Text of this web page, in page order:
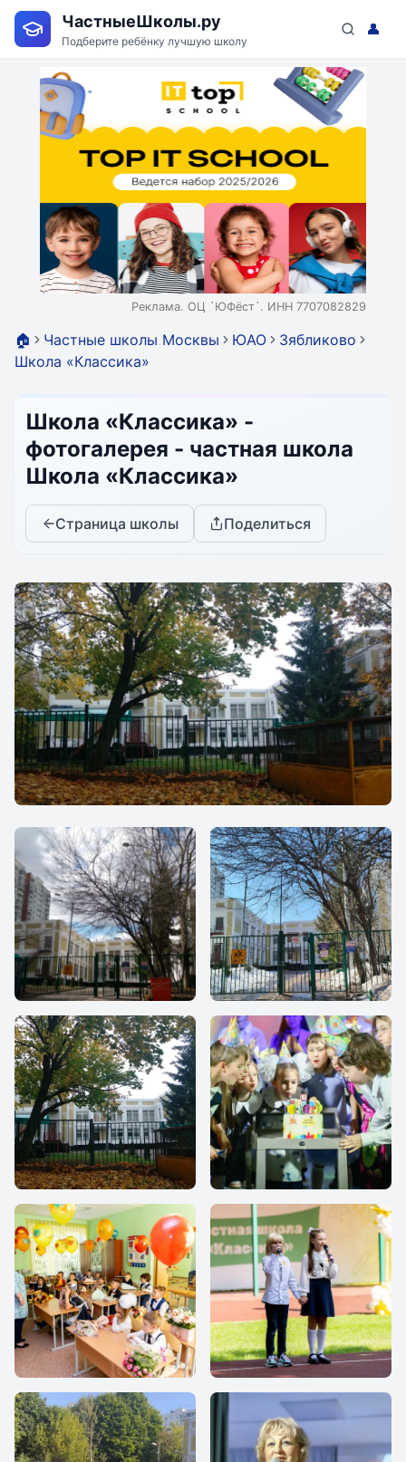
ЧастныеШколы.ру
Подберите ребёнку лучшую школу
👤
Реклама. ОЦ `ЮФёст`. ИНН 7707082829
🏠 Частные школы Москвы ЮАО
Зябликово
Школа «Классика»
Школа «Классика» -
фотогалерея - частная школа
Школа «Классика»
Страница школы Поделиться
Школа Классика Школа Классика
Школа Классика С Днем рождения
1 Сентября 2023
Частная школа
`Классика`